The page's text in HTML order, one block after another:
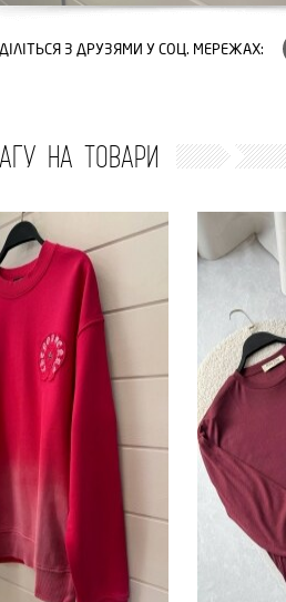
З ДРУЗЯМИ У СОЦ. МЕРЕЖАХ:
НА ТОВАРИ